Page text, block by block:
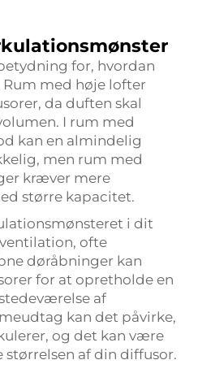
for, hvordan
med høje lofter
da duften skal
I rum med
kan en almindelig
men rum med
kræver mere
større kapacitet.
i dit
ofte
døråbninger kan
for at opretholde en
af
kan det påvirke,
og det kan være
af din diffusor.